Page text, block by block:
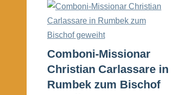
Comboni-Missionar
Christian Carlassare in
Rumbek zum Bischof